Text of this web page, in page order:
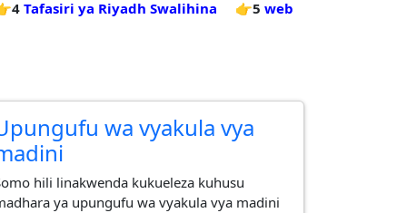
Tafasiri ya Riyadh Swalihina 👉5 web
wa vyakula vya
hili linakwenda kukueleza kuhusu
ya upungufu wa vyakula vya madini